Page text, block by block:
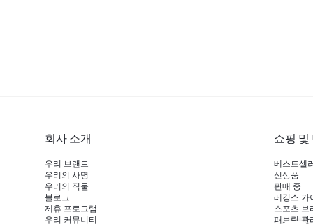
회사 소개
우리 브랜드
우리의 사명
우리의 직물
블로그
제휴 프로그램
우리 커뮤니티
쇼핑 및
베스트셀
신상품
판매 중
레깅스 가
스포츠 브
패브릭 관